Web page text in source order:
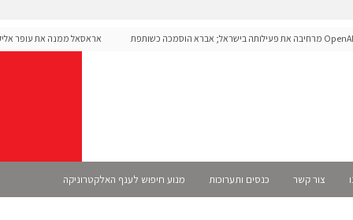
OpenAI מרחיבה את פעילותה בישראל; אברא הוסמכה כשותפת
אראסאל ממנה את עופר
צור קשר כנסים ותערוכות מנוע חיפוש לענף האלקטרוניקה